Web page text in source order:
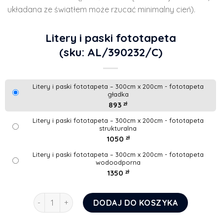
układana ze światłem może rzucać minimalny cień).
Litery i paski fototapeta
(sku: AL/390232/C)
Litery i paski fototapeta – 300cm x 200cm - fototapeta
gładka
893 zł
Litery i paski fototapeta – 300cm x 200cm - fototapeta
strukturalna
1050 zł
Litery i paski fototapeta – 300cm x 200cm - fototapeta
wodoodporna
1350 zł
ilość Litery i paski fototapetaDODAJ DO KOSZYKA